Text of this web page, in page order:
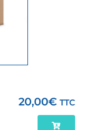
20,00€ TTC